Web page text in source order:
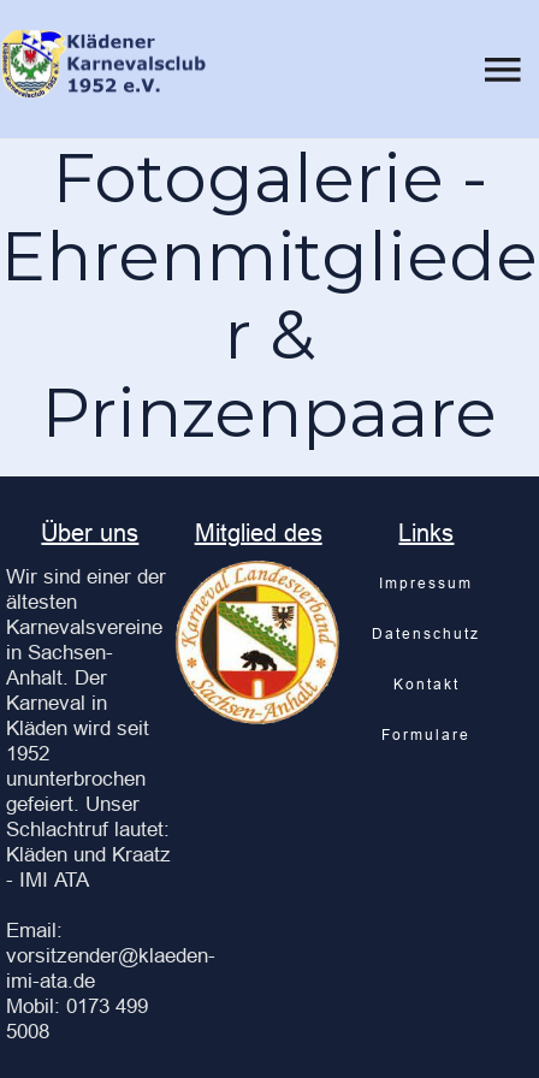
Fotogalerie -
Ehrenmitgliede
r &
Prinzenpaare
Über uns
Wir sind einer der
ältesten
Karnevalsvereine
in Sachsen-
Anhalt. Der
Karneval in
Kläden wird seit
1952
ununterbrochen
gefeiert. Unser
Schlachtruf lautet:
Kläden und Kraatz
- IMI ATA
Email:
vorsitzender@klaeden-
imi-ata.de
Mobil: 0173 499
5008
Mitglied des Links
Impressum
Datenschutz
Kontakt
Formulare